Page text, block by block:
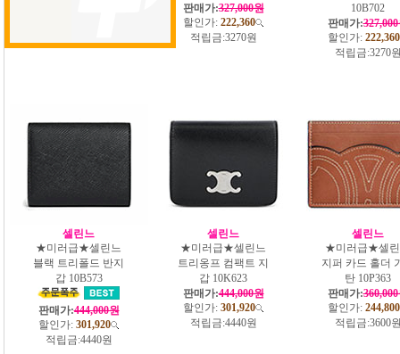
판매가:327,000원
할인가: 222,360
적립금:3270원
10B702
판매가:
할인가: 222,360
적립금:3270
셀린느
★미러급★셀린느
블랙 트리폴드 반지
갑 10B573
판매가:444,000원
할인가: 301,920
적립금:4440원
셀린느
★미러급★셀린느
트리옹프 컴팩트 지
갑 10K623
판매가:444,000원
할인가: 301,920
적립금:4440원
셀린느
★미러급★셀
지퍼 카드 홀더
탄 10P363
판매가:
할인가: 244,800
적립금:3600